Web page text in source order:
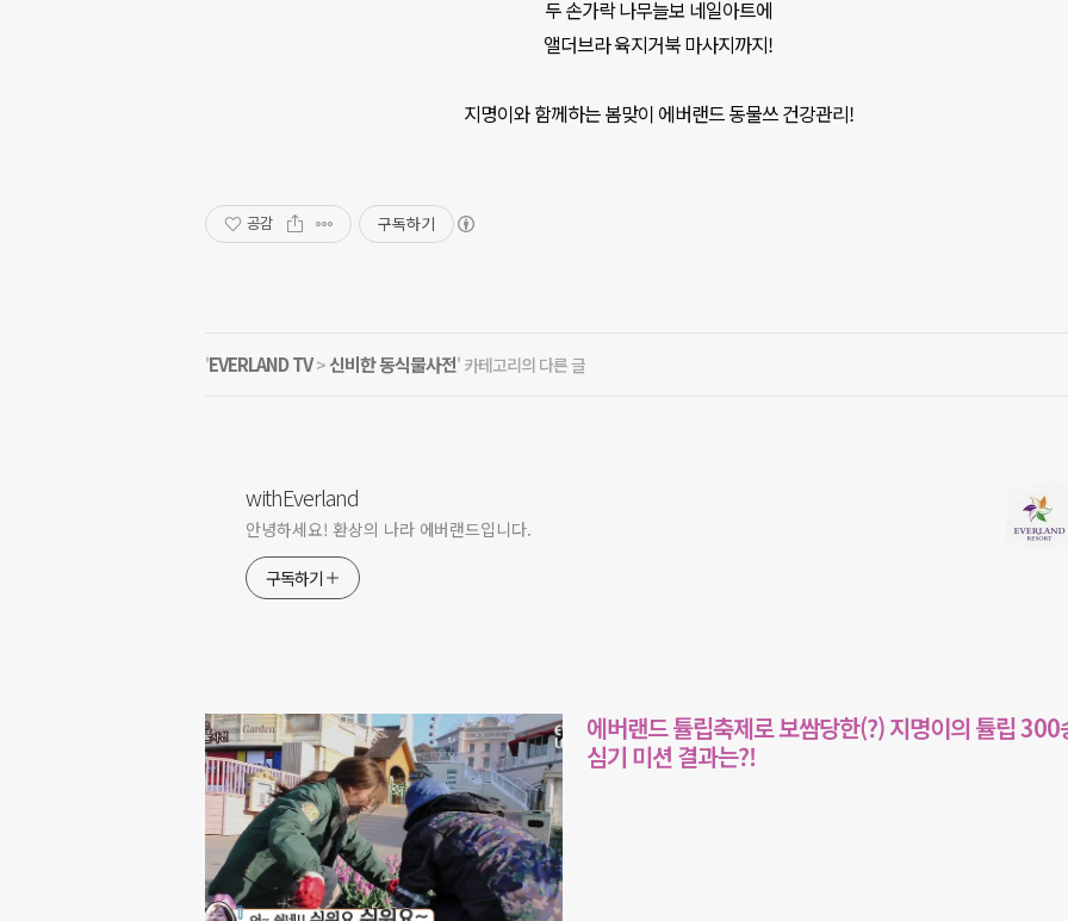
두 손가락 나무늘보 네일아트에
앨더브라 육지거북 마사지까지!
지명이와 함께하는 봄맞이 에버랜드 동물쓰 건강관리!
공감 구독하기
'EVERLAND TV> 신비한 동식물사전' 카테고리의 다른 글
withEverland
안녕하세요! 환상의 나라 에버랜드입니다.
구독하기
에버랜드 튤립축제로 보쌈당한(?) 지명이의 튤립 300
심기 미션 결과는?!